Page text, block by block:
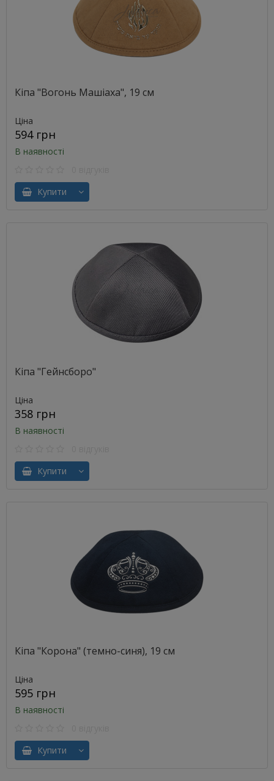
Кіпа "Вогонь Машіаха", 19 см
Ціна
594 грн
В наявності
Купити
Кіпа "Гейнсборо"
Ціна
358 грн
В наявності
Купити
Кіпа "Корона" (темно-синя), 19 см
Ціна
595 грн
В наявності
Купити